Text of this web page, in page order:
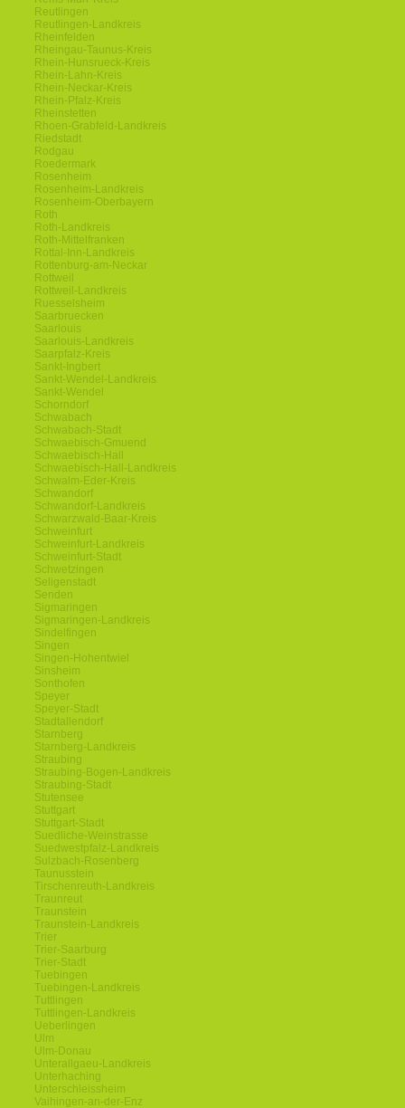
Reutlingen
Reutlingen-Landkreis
Rheinfelden
Rheingau-Taunus-Kreis
Rhein-Hunsrueck-Kreis
Rhein-Lahn-Kreis
Rhein-Neckar-Kreis
Rhein-Pfalz-Kreis
Rheinstetten
Rhoen-Grabfeld-Landkreis
Riedstadt
Rodgau
Roedermark
Rosenheim
Rosenheim-Landkreis
Rosenheim-Oberbayern
Roth
Roth-Landkreis
Roth-Mittelfranken
Rottal-Inn-Landkreis
Rottenburg-am-Neckar
Rottweil
Rottweil-Landkreis
Ruesselsheim
Saarbruecken
Saarlouis
Saarlouis-Landkreis
Saarpfalz-Kreis
Sankt-Ingbert
Sankt-Wendel-Landkreis
Sankt-Wendel
Schorndorf
Schwabach
Schwabach-Stadt
Schwaebisch-Gmuend
Schwaebisch-Hall
Schwaebisch-Hall-Landkreis
Schwalm-Eder-Kreis
Schwandorf
Schwandorf-Landkreis
Schwarzwald-Baar-Kreis
Schweinfurt
Schweinfurt-Landkreis
Schweinfurt-Stadt
Schwetzingen
Seligenstadt
Senden
Sigmaringen
Sigmaringen-Landkreis
Sindelfingen
Singen
Singen-Hohentwiel
Sinsheim
Sonthofen
Speyer
Speyer-Stadt
Stadtallendorf
Starnberg
Starnberg-Landkreis
Straubing
Straubing-Bogen-Landkreis
Straubing-Stadt
Stutensee
Stuttgart
Stuttgart-Stadt
Suedliche-Weinstrasse
Suedwestpfalz-Landkreis
Sulzbach-Rosenberg
Taunusstein
Tirschenreuth-Landkreis
Traunreut
Traunstein
Traunstein-Landkreis
Trier
Trier-Saarburg
Trier-Stadt
Tuebingen
Tuebingen-Landkreis
Tuttlingen
Tuttlingen-Landkreis
Ueberlingen
Ulm
Ulm-Donau
Unterallgaeu-Landkreis
Unterhaching
Unterschleissheim
Vaihingen-an-der-Enz